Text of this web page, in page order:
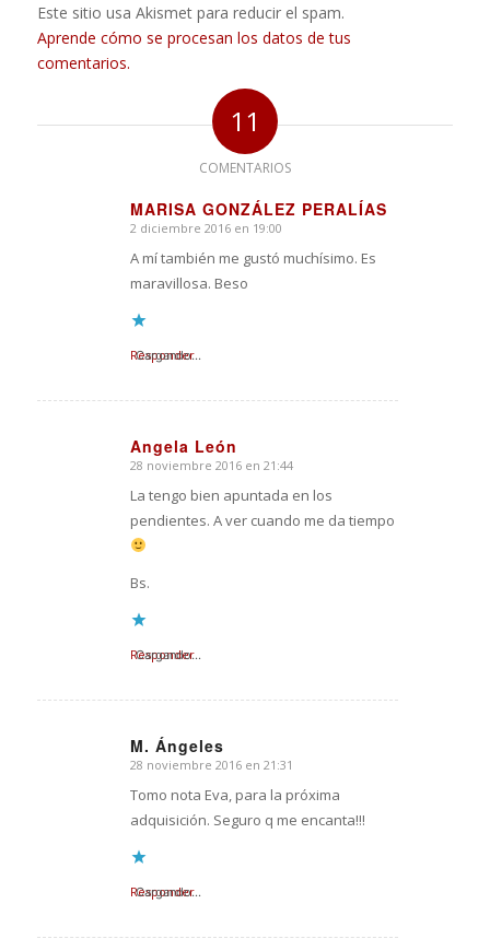
Este sitio usa Akismet para reducir el spam.
Aprende cómo se procesan los datos de tus
comentarios.
11
COMENTARIOS
MARISA GONZÁLEZ PERALÍAS
Dice:
2 diciembre 2016 en 19:00
A mí también me gustó muchísimo. Es
maravillosa. Beso
Cargando...
Responder
Angela León
Dice:
28 noviembre 2016 en 21:44
La tengo bien apuntada en los
pendientes. A ver cuando me da tiempo
Bs.
Cargando...
Responder
M. Ángeles
Dice:
28 noviembre 2016 en 21:31
Tomo nota Eva, para la próxima
adquisición. Seguro q me encanta!!!
Cargando...
Responder